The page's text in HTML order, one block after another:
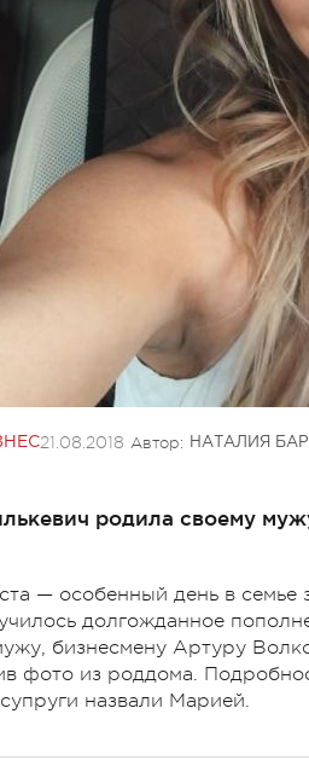
21.08.2018 Автор: НАТАЛИЯ
родила своему
— особенный день в
долгожданное
бизнесмену Артуру
фото из роддома.
назвали Марией.